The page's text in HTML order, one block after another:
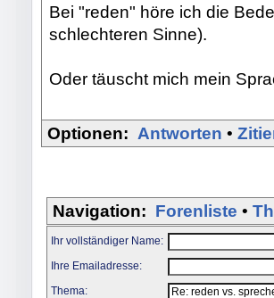
Bei "reden" höre ich die
schlechteren Sinne).
Oder täuscht mich mein
Optionen: Antworten •
Navigation: Forenliste •
Ihr vollständiger Name:
Ihre Emailadresse:
Thema: